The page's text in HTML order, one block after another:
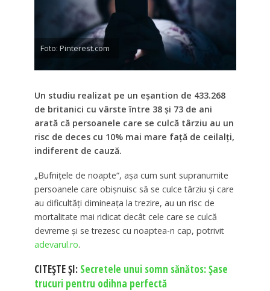
Foto: Pinterest.com
Un studiu realizat pe un eşantion de 433.268
de britanici cu vârste între 38 şi 73 de ani
arată că persoanele care se culcă târziu au un
risc de deces cu 10% mai mare faţă de ceilalţi,
indiferent de cauză.
„Bufniţele de noapte“, aşa cum sunt supranumite
persoanele care obişnuisc să se culce târziu şi care
au dificultăţi dimineaţa la trezire, au un risc de
mortalitate mai ridicat decât cele care se culcă
devreme şi se trezesc cu noaptea-n cap, potrivit
adevarul.ro.
CITEȘTE ȘI: Secretele unui somn sănătos: Șase
trucuri pentru odihna perfectă